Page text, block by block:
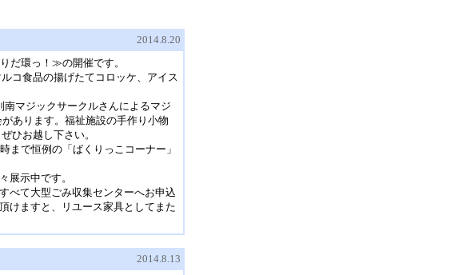
2014.8.20
だ環っ！≫の開催です。
コ食品の揚げたてコロッケ、アイス
マジックサークルさんによるマジ
あります。福祉施設の手作り小物
ひお越し下さい。
まで恒例の「ばくりっこコーナー」
展示中です。
べて大型ごみ収集センターへお申込
けますと、リユース家具としてまた
2014.8.13